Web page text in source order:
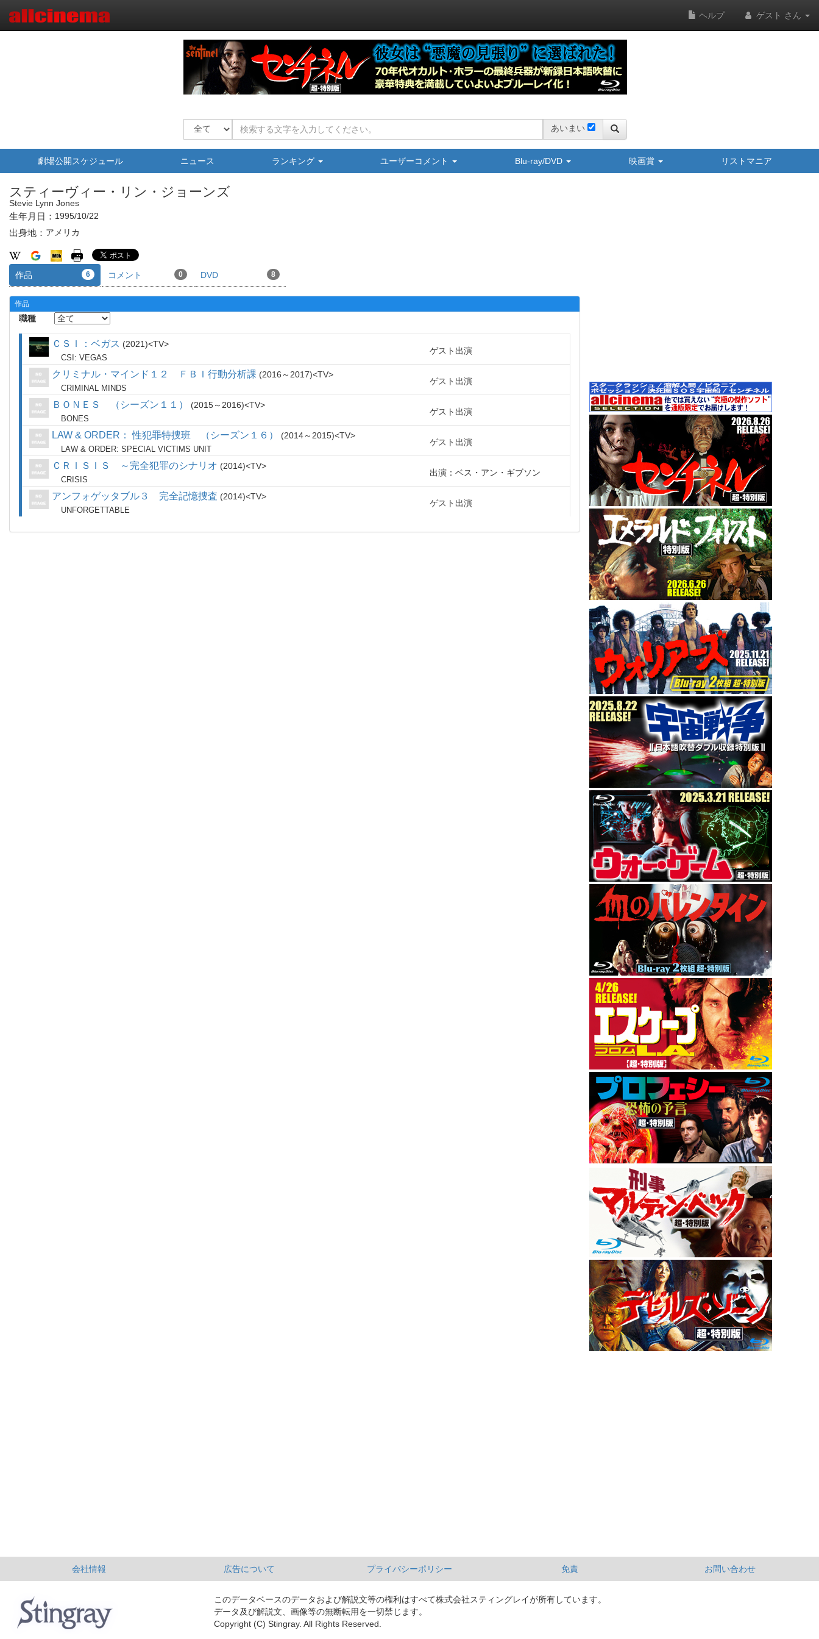
ヘルプ ゲスト さん
あいまい
劇場公開スケジュール ニュース ランキング ユーザーコメント Blu-ray/DVD 映画賞 リストマニア
スティーヴィー・リン・ジョーンズ
Stevie Lynn Jones
生年月日： 1995/10/22
出身地： アメリカ
作品 6 コメント 0 DVD 8
作品
職種
ＣＳＩ：ベガス 2021 TV
CSI: VEGAS
ゲスト出演
クリミナル・マインド１２ ＦＢＩ行動分析課 2016～2017 TV
CRIMINAL MINDS
ゲスト出演
ＢＯＮＥＳ （シーズン１１） 2015～2016 TV
BONES
ゲスト出演
LAW & ORDER： 性犯罪特捜班 （シーズン１６） 2014～2015 TV
LAW & ORDER: SPECIAL VICTIMS UNIT
ゲスト出演
ＣＲＩＳＩＳ ～完全犯罪のシナリオ 2014 TV
CRISIS
出演：ベス・アン・ギブソン
アンフォゲッタブル３ 完全記憶捜査 2014 TV
UNFORGETTABLE
ゲスト出演
会社情報 広告について プライバシーポリシー 免責 お問い合わせ
このデータベースのデータおよび解説文等の権利はすべて株式会社スティングレイが所有しています。
データ及び解説文、画像等の無断転用を一切禁じます。
Copyright (C) Stingray. All Rights Reserved.